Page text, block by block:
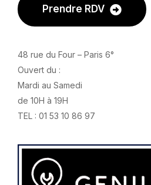
Prendre RDV
48 rue du Four – Paris 6°
Ouvert du :
Mardi au Samedi
de 10H à 19H
TEL : 01 53 10 86 97